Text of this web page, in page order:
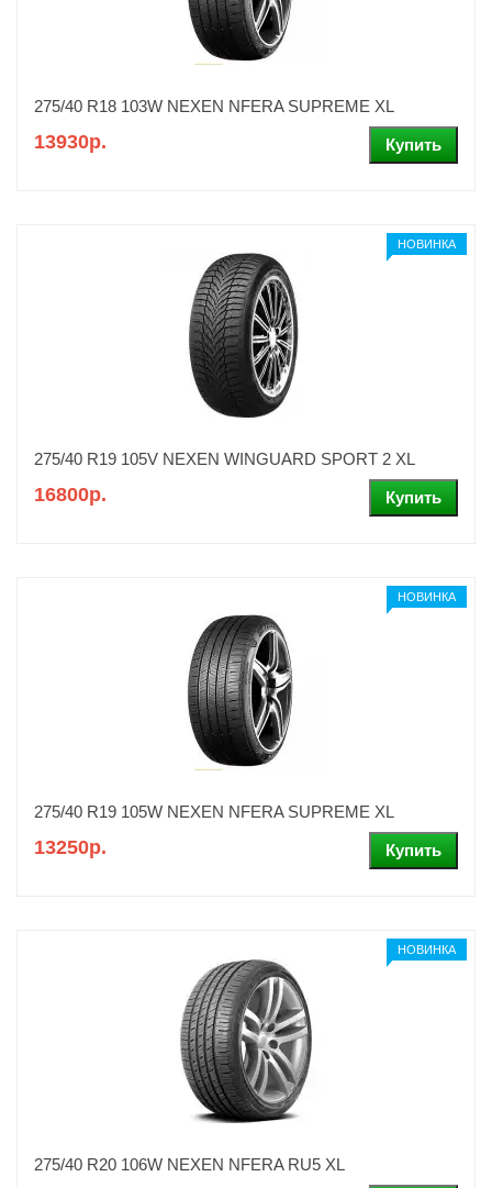
275/40 R18 103W NEXEN NFERA SUPREME XL
13930р.
НОВИНКА
275/40 R19 105V NEXEN WINGUARD SPORT 2 XL
16800р.
НОВИНКА
275/40 R19 105W NEXEN NFERA SUPREME XL
13250р.
НОВИНКА
275/40 R20 106W NEXEN NFERA RU5 XL